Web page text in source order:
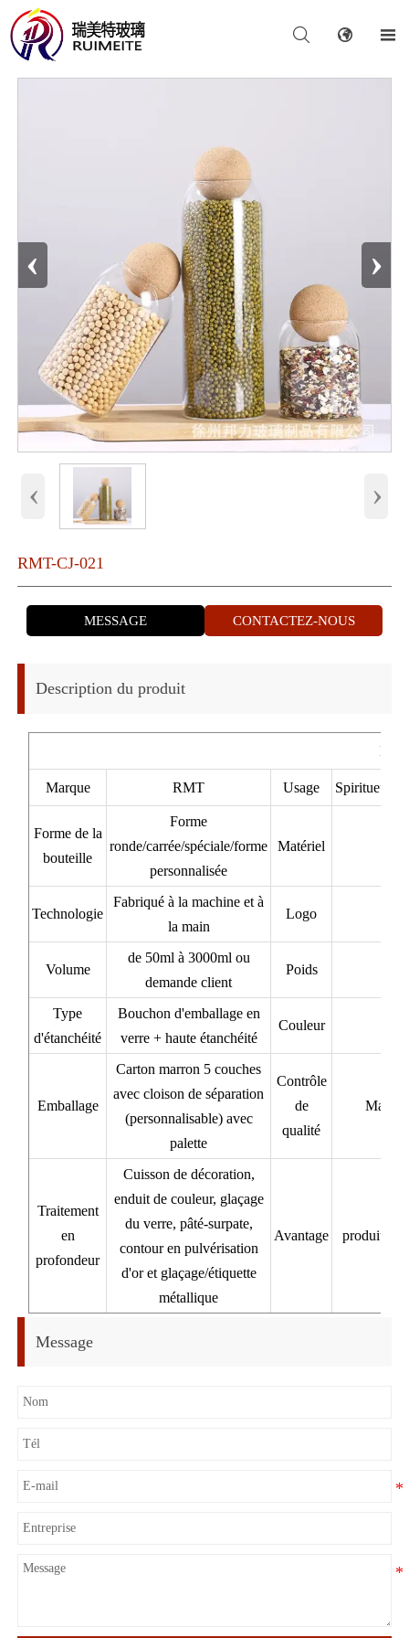
  
‹ ›
‹ ›
RMT-CJ-021
MESSAGE CONTACTEZ-NOUS
Description du produit
Marque RMT Usage Spiritueux/
Forme de la
bouteille
Forme
ronde/carrée/spéciale/forme
personnalisée
Matériel
Technologie
Fabriqué à la machine et à
la main
Logo
Volume
de 50ml à 3000ml ou
demande client
Poids
Type
d'étanchéité
Bouchon d'emballage en
verre + haute étanchéité
Couleur
Emballage
Carton marron 5 couches
avec cloison de séparation
(personnalisable) avec
palette
Contrôle
de
qualité
Traitement
en
profondeur
Cuisson de décoration,
enduit de couleur, glaçage
du verre, pâté-surpate,
contour en pulvérisation
d'or et glaçage/étiquette
métallique
Avantage produit
Message